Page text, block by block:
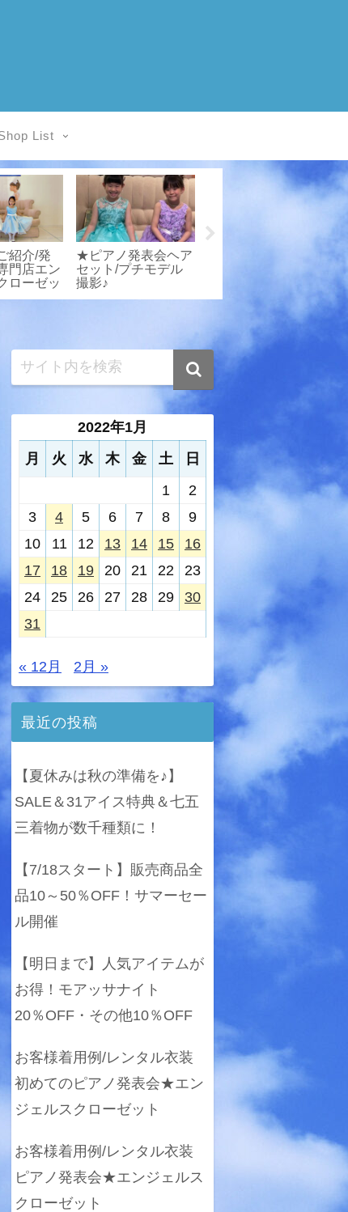
List
紹介/発
門店エン
ローゼッ
★ピアノ発表会ヘア
セット/プチモデル
撮影♪
2022年1月
月
火 水 木 金 土
日
1
2
3
4 5 6 7 8
9
10
11 12 13 14 15
16
17
18 19 20 21 22
23
24
25 26 27 28 29
30
31
« 12月 2月 »
最近の投稿
【夏休みは秋の準備を♪】
SALE＆31アイス特典＆七五
三着物が数千種類に！
【7/18スタート】販売商品全
品10～50％OFF！サマーセー
ル開催
【明日まで】人気アイテムが
お得！モアッサナイト
20％OFF・その他10％OFF
お客様着用例/レンタル衣装
初めてのピアノ発表会★エン
ジェルスクローゼット
お客様着用例/レンタル衣装
ピアノ発表会★エンジェルス
クローゼット